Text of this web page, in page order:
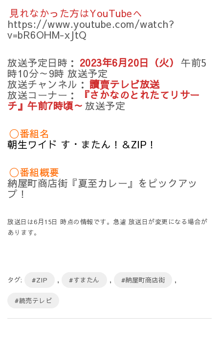
見れなかった方はYouTubeへ
https://www.youtube.com/watch?
v=bR6OHM-xJtQ
放送予定日時： 2023年6月20日（火） 午前5
時10分～9時 放送予定
放送チャンネル： 讀賣テレビ放送
放送コーナー：
『さかなのとれたてリサー
チ』午前7時頃～ 放送予定
◯番組名
朝生ワイド す・またん！＆ZIP！
◯番組概要
納屋町商店街『夏至カレー』をピックアッ
プ！
放送日は6月15日 時点の情報です。急遽 放送日が変更になる場合が
あります。
タグ: #ZIP , #すまたん , #納屋町商店街 ,
#読売テレビ